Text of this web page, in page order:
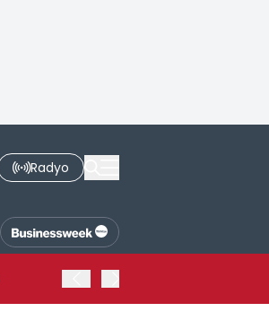
Radyo